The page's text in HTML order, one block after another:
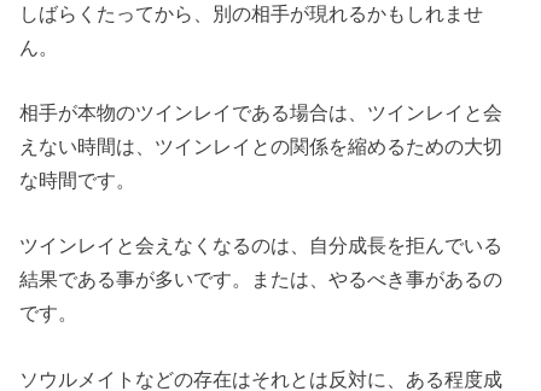
しばらくたってから、別の相手が現れるかもしれませ
ん。
相手が本物のツインレイである場合は、ツインレイと会
えない時間は、ツインレイとの関係を縮めるための大切
な時間です。
ツインレイと会えなくなるのは、自分成長を拒んでいる
結果である事が多いです。または、やるべき事があるの
です。
ソウルメイトなどの存在はそれとは反対に、ある程度成